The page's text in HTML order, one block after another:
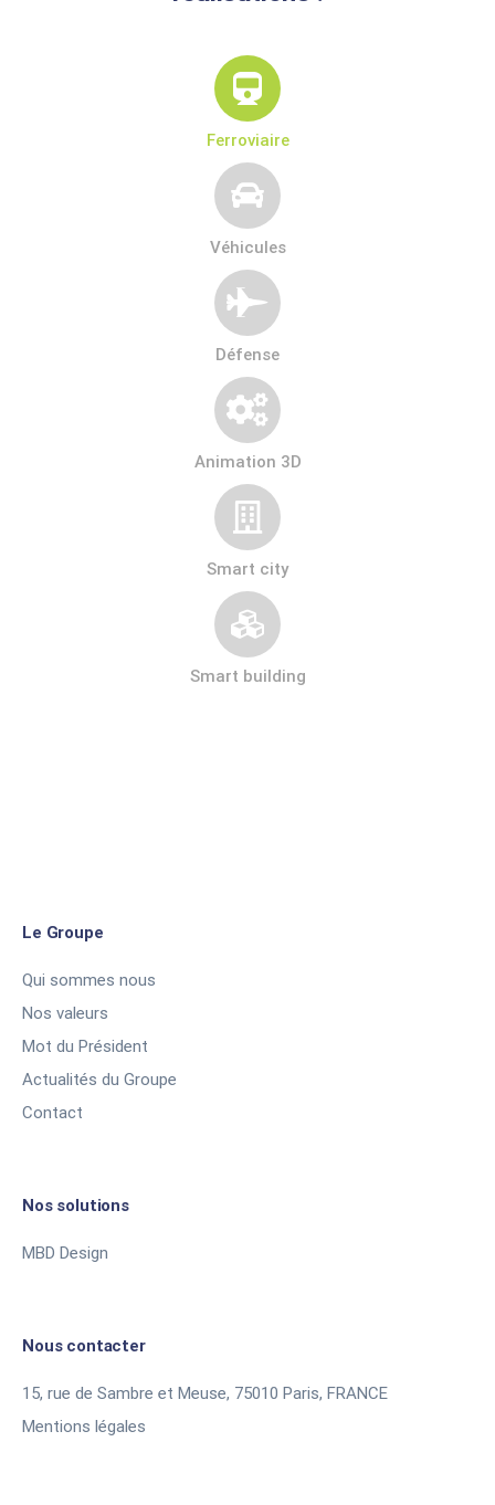
Ferroviaire
Véhicules
Défense
Animation 3D
Smart city
Smart building
Le Groupe
Qui sommes nous
Nos valeurs
Mot du Président
Actualités du Groupe
Contact
Nos solutions
MBD Design
Nous contacter
15, rue de Sambre et Meuse, 75010 Paris, FRANCE
Mentions légales